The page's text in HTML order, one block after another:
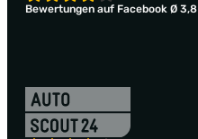
Bewertungen auf Facebook Ø 3,8